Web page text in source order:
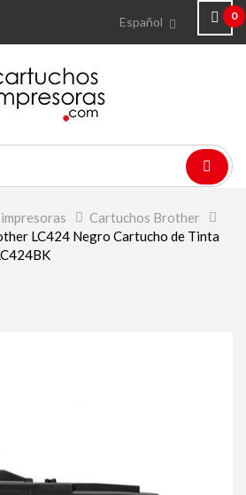
0
Español
> Cartuchos Brother
LC424 Negro Cartucho de Tinta